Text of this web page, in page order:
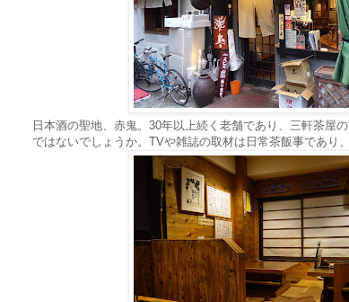
日本酒の聖地、赤鬼。30年以上続く老舗であり、三軒茶屋
ではないでしょうか。TVや雑誌の取材は日常茶飯事であり